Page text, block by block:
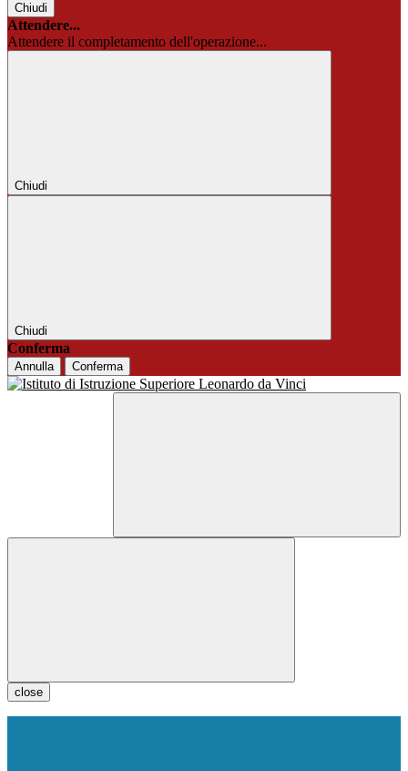
Chiudi
Attendere...
Attendere il completamento dell'operazione...
Chiudi
Chiudi
Conferma
Annulla Conferma
close